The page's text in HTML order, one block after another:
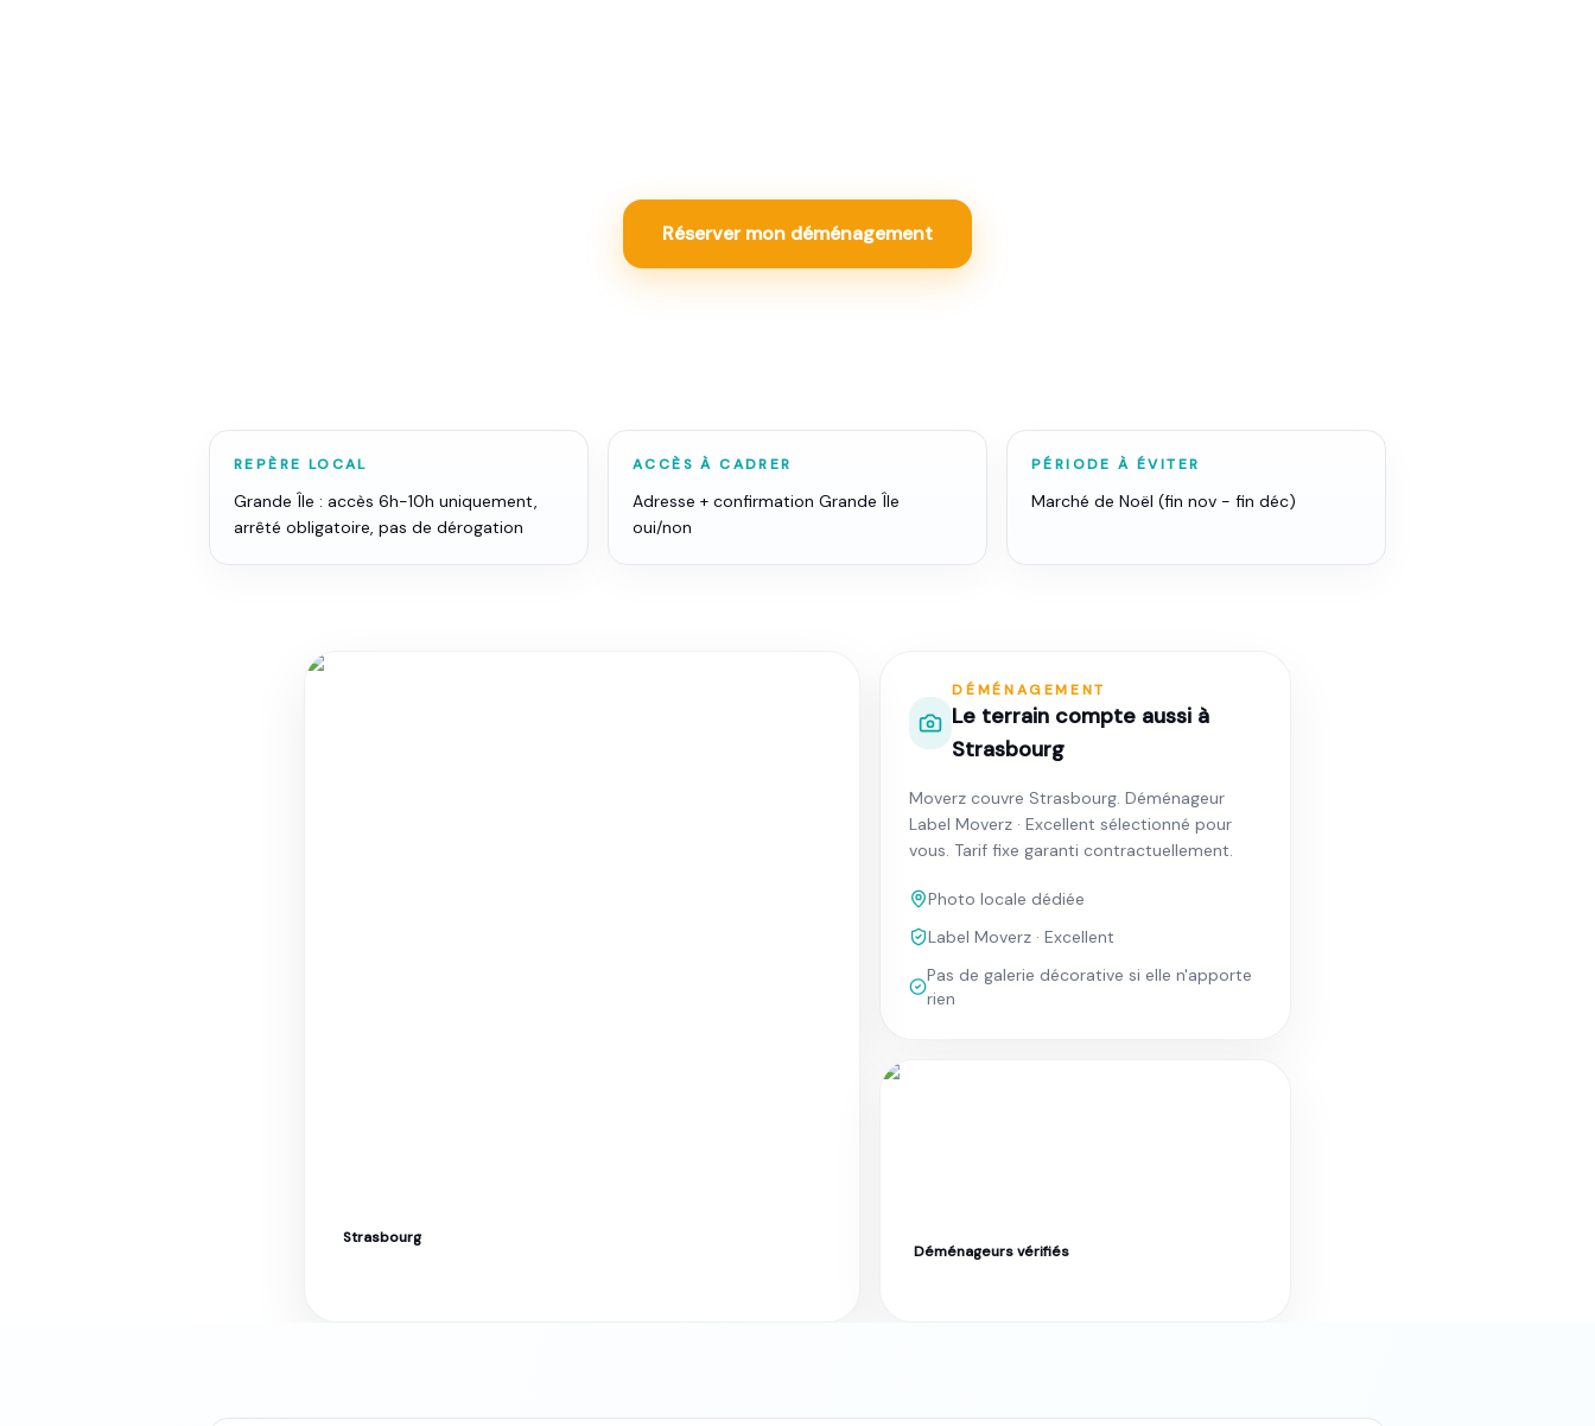
Réserver mon déménagement
REPÈRE LOCAL
Grande Île : accès 6h-10h uniquement,
arrêté obligatoire, pas de dérogation
ACCÈS À CADRER
Adresse + confirmation Grande Île
oui/non
PÉRIODE À ÉVITER
Marché de Noël (fin nov - fin déc)
Strasbourg
DÉMÉNAGEMENT
Le terrain compte aussi à
Strasbourg
Moverz couvre Strasbourg. Déménageur
Label Moverz · Excellent sélectionné pour
vous. Tarif fixe garanti contractuellement.
Photo locale dédiée
Label Moverz · Excellent
Pas de galerie décorative si elle n'apporte
rien
Déménageurs vérifiés